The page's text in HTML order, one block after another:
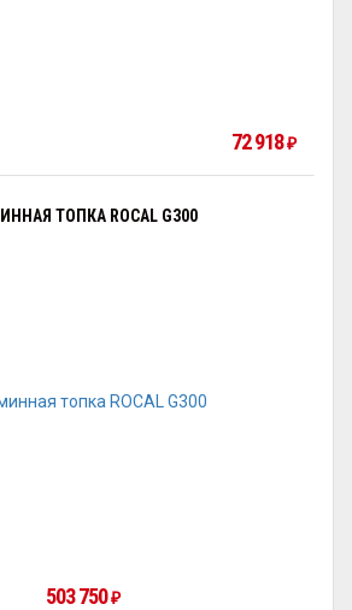
72 918 ₽
ТОПКА ROCAL G300
503 750 ₽